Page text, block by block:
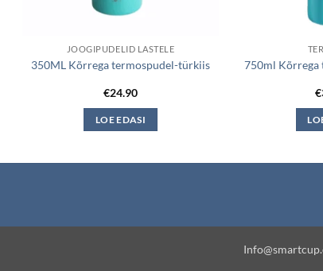
JOOGIPUDELID LASTELE
350ML Kõrrega termospudel-türkiis
€24.90
LOE EDASI
750ml Kõrrega
€